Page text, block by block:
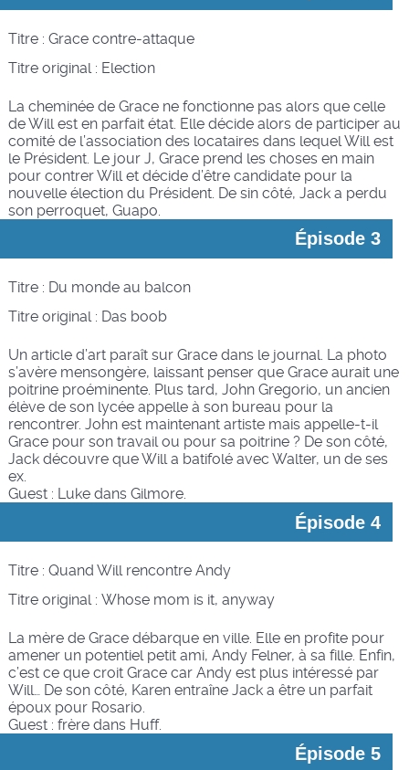
Titre : Grace contre-attaque
Titre original : Election
La cheminée de Grace ne fonctionne pas alors que celle
de Will est en parfait état. Elle décide alors de participer au
comité de l’association des locataires dans lequel Will est
le Président. Le jour J, Grace prend les choses en main
pour contrer Will et décide d’être candidate pour la
nouvelle élection du Président. De sin côté, Jack a perdu
son perroquet, Guapo.
Épisode 3
Titre : Du monde au balcon
Titre original : Das boob
Un article d’art paraît sur Grace dans le journal. La photo
s’avère mensongère, laissant penser que Grace aurait une
poitrine proéminente. Plus tard, John Gregorio, un ancien
élève de son lycée appelle à son bureau pour la
rencontrer. John est maintenant artiste mais appelle-t-il
Grace pour son travail ou pour sa poitrine ? De son côté,
Jack découvre que Will a batifolé avec Walter, un de ses
ex.
Guest : Luke dans Gilmore.
Épisode 4
Titre : Quand Will rencontre Andy
Titre original : Whose mom is it, anyway
La mère de Grace débarque en ville. Elle en profite pour
amener un potentiel petit ami, Andy Felner, à sa fille. Enfin,
c’est ce que croit Grace car Andy est plus intéressé par
Will… De son côté, Karen entraîne Jack a être un parfait
époux pour Rosario.
Guest : frère dans Huff.
Épisode 5